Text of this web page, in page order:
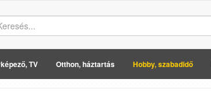
TV Otthon, háztartás Hobby, szabadidő